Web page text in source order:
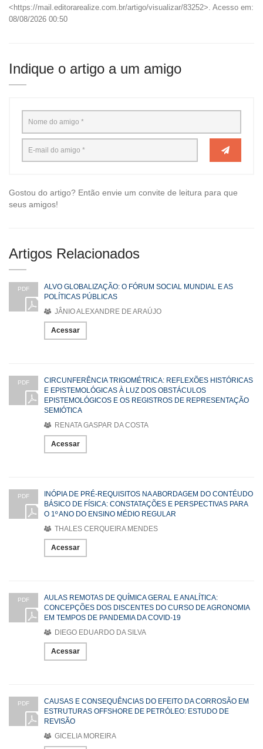
<https://mail.editorarealize.com.br/artigo/visualizar/83252>. Acesso em:
08/08/2026 00:50
Indique o artigo a um amigo
Gostou do artigo? Então envie um convite de leitura para que
seus amigos!
Artigos Relacionados
PDF
ALVO GLOBALIZAÇÃO: O FÓRUM SOCIAL MUNDIAL E AS
POLÍTICAS PÚBLICAS
JÂNIO ALEXANDRE DE ARAÚJO
Acessar
PDF
CIRCUNFERÊNCIA TRIGOMÉTRICA: REFLEXÕES HISTÓRICAS
E EPISTEMOLÓGICAS À LUZ DOS OBSTÁCULOS
EPISTEMOLÓGICOS E OS REGISTROS DE REPRESENTAÇÃO
SEMIÓTICA
RENATA GASPAR DA COSTA
Acessar
PDF
INÓPIA DE PRÉ-REQUISITOS NA ABORDAGEM DO CONTÉUDO
BÁSICO DE FÍSICA: CONSTATAÇÕES E PERSPECTIVAS PARA
O 1º ANO DO ENSINO MÉDIO REGULAR
THALES CERQUEIRA MENDES
Acessar
PDF
AULAS REMOTAS DE QUÍMICA GERAL E ANALÍTICA:
CONCEPÇÕES DOS DISCENTES DO CURSO DE AGRONOMIA
EM TEMPOS DE PANDEMIA DA COVID-19
DIEGO EDUARDO DA SILVA
Acessar
PDF
CAUSAS E CONSEQUÊNCIAS DO EFEITO DA CORROSÃO EM
ESTRUTURAS OFFSHORE DE PETRÓLEO: ESTUDO DE
REVISÃO
GICELIA MOREIRA